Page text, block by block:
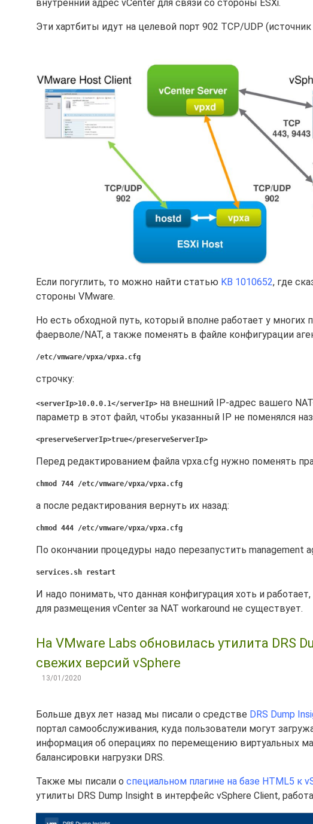
внутренний адрес vCenter для связи со стороны ESXi.
Эти хартбиты идут на целевой порт 902 TCP/UDP (источник
Если погуглить, то можно найти статью KB 1010652, где
стороны VMware.
Но есть обходной путь, который вполне работает у
фаерволе/NAT, а также поменять в файле конфигурации
/etc/vmware/vpxa/vpxa.cfg
строчку:
<serverIp>10.0.0.1</serverIp> на внешний IP-адрес вашего
параметр в этот файл, чтобы указанный IP не поменялся
<preserveServerIp>true</preserveServerIp>
Перед редактированием файла vpxa.cfg нужно поменять
chmod 744 /etc/vmware/vpxa/vpxa.cfg
а после редактирования вернуть их назад:
chmod 444 /etc/vmware/vpxa/vpxa.cfg
По окончании процедуры надо перезапустить management
services.sh restart
И надо понимать, что данная конфигурация хоть и
для размещения vCenter за NAT workaround не существует.
На VMware Labs обновилась утилита DRS
свежих версий vSphere
13/01/2020
Больше двух лет назад мы писали о средстве DRS Dump
портал самообслуживания, куда пользователи могут
информация об операциях по перемещению виртуальных
балансировки нагрузки DRS.
Также мы писали о специальном плагине на базе HTML5 к
утилиты DRS Dump Insight в интерфейс vSphere Client,